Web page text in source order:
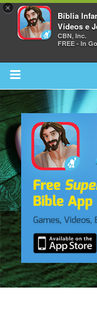
×
Bíblia
Vídeos e
CBN, Inc.
FREE - In
Bible App